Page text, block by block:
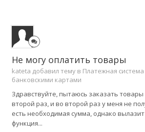
Не могу оплатить товары
kateta добавил тему в Платежная система
банковскими картами
Здравствуйте, пытаюсь заказать
второй раз, и во второй раз у меня не
есть необходимая сумма, однако
функция...